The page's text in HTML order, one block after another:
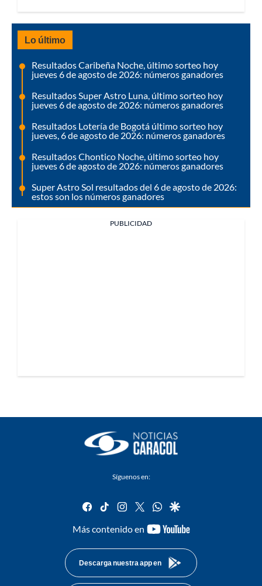
Lo último
Resultados Caribeña Noche, último sorteo hoy
jueves 6 de agosto de 2026: números ganadores
Resultados Super Astro Luna, último sorteo hoy
jueves 6 de agosto de 2026: números ganadores
Resultados Lotería de Bogotá último sorteo hoy
jueves, 6 de agosto de 2026: números ganadores
Resultados Chontico Noche, último sorteo hoy
jueves 6 de agosto de 2026: números ganadores
Super Astro Sol resultados del 6 de agosto de 2026:
estos son los números ganadores
PUBLICIDAD
Síguenos en:
facebook
tiktok instagram
twitterwhatsapp
google
Más contenido en
youtube-
Descarga nuestra app en